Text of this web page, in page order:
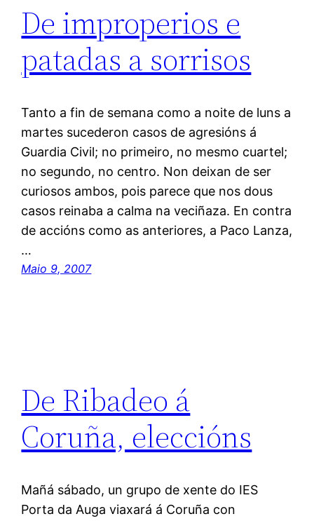
De improperios e
patadas a sorrisos
Tanto a fin de semana como a noite de luns a
martes sucederon casos de agresións á
Guardia Civil; no primeiro, no mesmo cuartel;
no segundo, no centro. Non deixan de ser
curiosos ambos, pois parece que nos dous
casos reinaba a calma na veciñaza. En contra
de accións como as anteriores, a Paco Lanza,
…
Maio 9, 2007
De Ribadeo á
Coruña, eleccións
Mañá sábado, un grupo de xente do IES
Porta da Auga viaxará á Coruña con